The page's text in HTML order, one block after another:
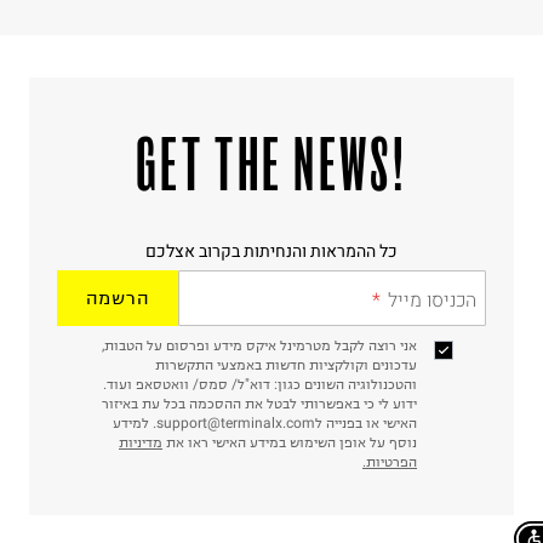
!GET THE NEWS
כל ההמראות והנחיתות בקרוב אצלכם
הכניסו מייל הרשמה
אני רוצה לקבל מטרמינל איקס מידע ופרסום על הטבות,
עדכונים וקולקציות חדשות באמצעי התקשרות
והטכנולוגיה השונים כגון: דוא"ל/ סמס/ וואטסאפ ועוד.
ידוע לי כי באפשרותי לבטל את ההסכמה בכל עת באיזור
האישי או בפנייה לsupport@terminalx.com. למידע
נוסף על אופן השימוש במידע האישי ראו את מדיניות
הפרטיות.